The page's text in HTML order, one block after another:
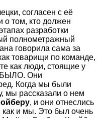
согласен с её
о том, кто должен
разработки
полнометражный
говорила сама за
товарищи по команде,
как люди, стоящие у
Они
Когда мы были
мы рассказали о нем
, и они отнеслись
как и мы. Это был очень